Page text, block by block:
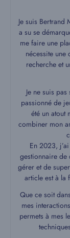
Je suis
a su se
me faire une
nécessite
recherche et
Je ne suis
passionné de
été un atout
combiner mon
En 2023,
gestionnaire de
gérer et de
article est à la
Que ce soit
mes
permets à mes